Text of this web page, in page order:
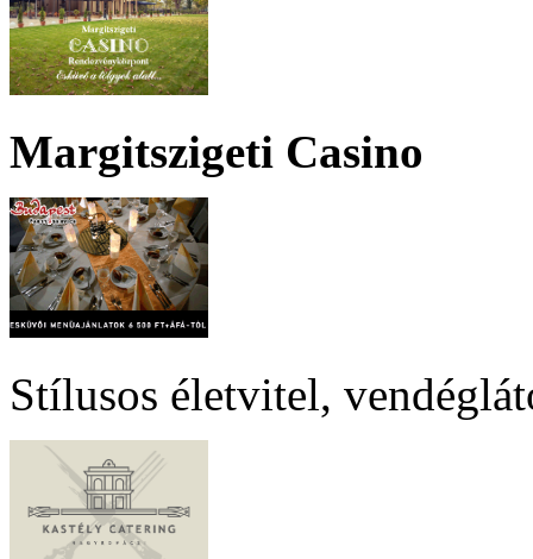
Margitszigeti Casino
Stílusos életvitel,